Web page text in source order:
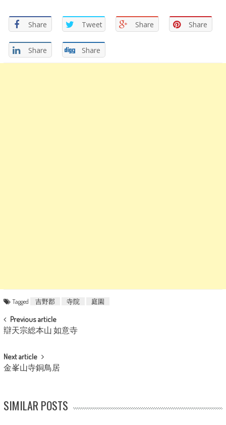
Share Tweet Share Share
Share Share
Tagged 吉野郡 寺院 庭園
POST NAVIGATION
Previous article
辯天宗総本山 如意寺
Next article
金峯山寺銅鳥居
SIMILAR POSTS